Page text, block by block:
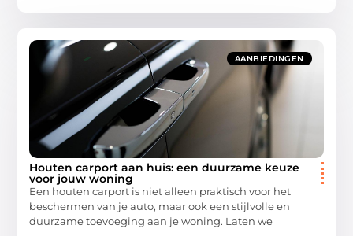
AANBIEDINGEN
Houten carport aan huis: een duurzame keuze
voor jouw woning
Een houten carport is niet alleen praktisch voor het
beschermen van je auto, maar ook een stijlvolle en
duurzame toevoeging aan je woning. Laten we